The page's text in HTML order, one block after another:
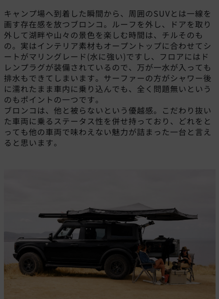
キャンプ場へ到着した瞬間から、周囲のSUVとは一線を
画す存在感を放つブロンコ。ルーフを外し、ドアを取り
外して湖畔や山々の景色を楽しむ時間は、チルそのも
の。実はインテリア素材もオープントップに合わせてシ
ートがマリングレード(水に強い)ですし、フロアにはド
レンプラグが装備されているので、万が一水が入っても
排水もできてしまいます。サーファーの方がシャワー後
に濡れたまま車内に乗り込んでも、全く問題無いという
のもポイントの一つです。
ブロンコは、他と被らないという優越感。こだわり抜い
た車両に乗るステータス性を併せ持っており、どれをと
っても他の車両で味わえない魅力が詰まった一台と言え
ると思います。